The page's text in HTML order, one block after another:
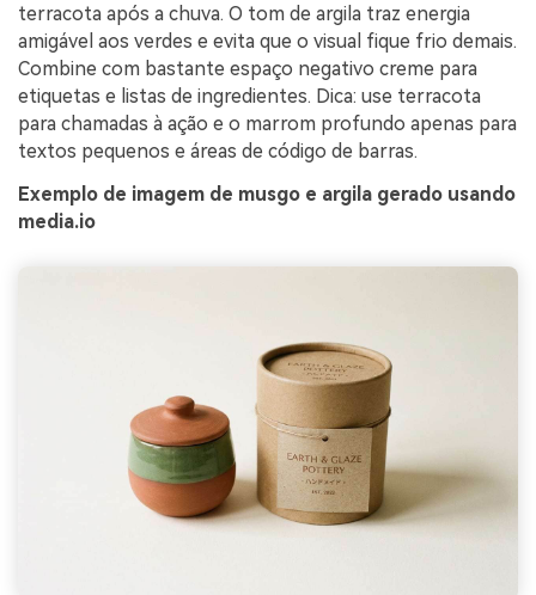
terracota após a chuva. O tom de argila traz energia
amigável aos verdes e evita que o visual fique frio demais.
Combine com bastante espaço negativo creme para
etiquetas e listas de ingredientes. Dica: use terracota
para chamadas à ação e o marrom profundo apenas para
textos pequenos e áreas de código de barras.
Exemplo de imagem de musgo e argila gerado usando
media.io